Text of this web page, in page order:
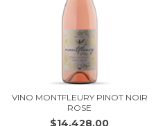
VINO MONTFLEURY PINOT NOIR
ROSE
$14.428,00